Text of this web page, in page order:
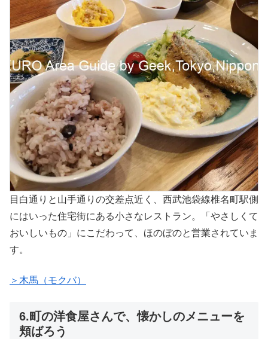
目白通りと山手通りの交差点近く、西武池袋線椎名町駅側
にはいった住宅街にある小さなレストラン。「やさしくて
おいしいもの」にこだわって、ほのぼのと営業されていま
す。
＞木馬（モクバ）
6.町の洋食屋さんで、懐かしのメニューを
頬ばろう